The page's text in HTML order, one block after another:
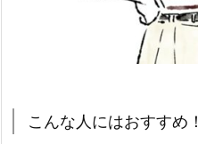
こんな人にはおすすめ！